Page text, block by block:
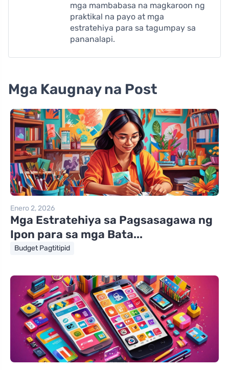
mga mambabasa na magkaroon ng
praktikal na payo at mga
estratehiya para sa tagumpay sa
pananalapi.
Mga Kaugnay na Post
Enero 2, 2026
Mga Estratehiya sa Pagsasagawa ng
Ipon para sa mga Bata...
Budget Pagtitipid